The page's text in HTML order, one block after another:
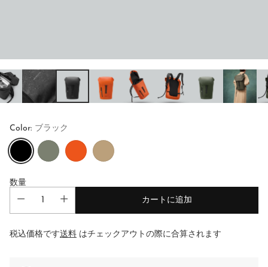
Color: ブラック
数量
カートに追加
税込価格です送料 はチェックアウトの際に合算されます